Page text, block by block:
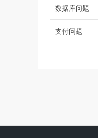
数据库问题
支付问题